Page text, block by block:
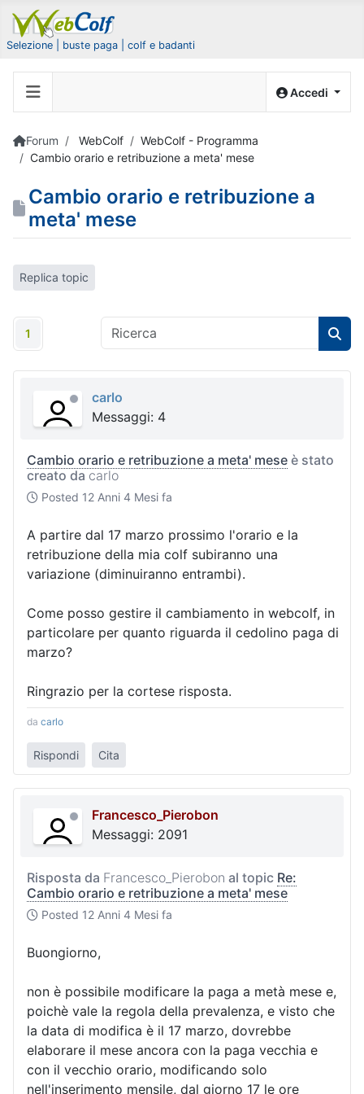
Selezione | buste paga | colf e badanti
Accedi
Forum WebColf
WebColf - Programma
Cambio orario e retribuzione a meta' mese
Cambio orario e retribuzione a
meta' mese
Replica topic
1
carlo
Messaggi: 4
Cambio orario e retribuzione a meta' mese è stato
creato da carlo
Posted 12 Anni 4 Mesi fa
A partire dal 17 marzo prossimo l'orario e la
retribuzione della mia colf subiranno una
variazione (diminuiranno entrambi).
Come posso gestire il cambiamento in webcolf, in
particolare per quanto riguarda il cedolino paga di
marzo?
Ringrazio per la cortese risposta.
da carlo
Rispondi Cita
Francesco_Pierobon
Messaggi: 2091
Risposta da Francesco_Pierobon al topic Re:
Cambio orario e retribuzione a meta' mese
Posted 12 Anni 4 Mesi fa
Buongiorno,
non è possibile modificare la paga a metà mese e,
poichè vale la regola della prevalenza, e visto che
la data di modifica è il 17 marzo, dovrebbe
elaborare il mese ancora con la paga vecchia e
con il vecchio orario, modificando solo
nell'inserimento mensile, dal giorno 17 le ore